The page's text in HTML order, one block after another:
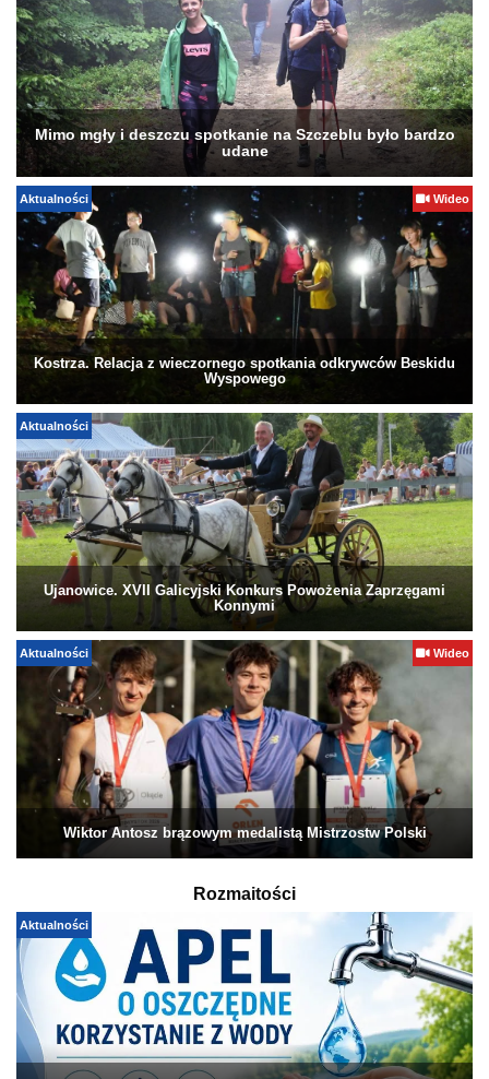
Mimo mgły i deszczu spotkanie na Szczeblu było bardzo
udane
Aktualności Wideo
Kostrza. Relacja z wieczornego spotkania odkrywców Beskidu
Wyspowego
Aktualności
Ujanowice. XVII Galicyjski Konkurs Powożenia Zaprzęgami
Konnymi
Aktualności Wideo
Wiktor Antosz brązowym medalistą Mistrzostw Polski
Rozmaitości
Aktualności